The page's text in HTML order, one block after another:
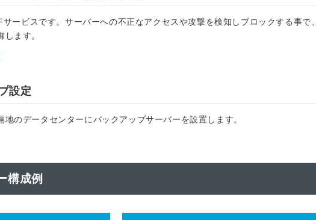
ービスです。サーバーへの不正なアクセスや攻撃を検知しブロックする事で、
ます。
設定
地のデータセンターにバックアップサーバーを設置します。
構成例